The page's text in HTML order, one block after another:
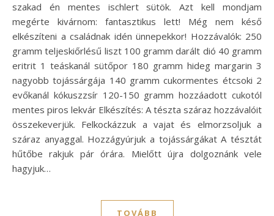
szakad én mentes ischlert sütök. Azt kell mondjam
megérte kivárnom: fantasztikus lett! Még nem késő
elkészíteni a családnak idén ünnepekkor! Hozzávalók: 250
gramm teljeskiőrlésű liszt 100 gramm darált dió 40 gramm
eritrit 1 teáskanál sütőpor 180 gramm hideg margarin 3
nagyobb tojássárgája 140 gramm cukormentes étcsoki 2
evőkanál kókuszzsír 120-150 gramm hozzáadott cukotól
mentes piros lekvár Elkészítés: A tészta száraz hozzávalóit
összekeverjük. Felkockázzuk a vajat és elmorzsoljuk a
száraz anyaggal. Hozzágyúrjuk a tojássárgákat A tésztát
hűtőbe rakjuk pár órára. Mielőtt újra dolgoznánk vele
hagyjuk…
TOVÁBB